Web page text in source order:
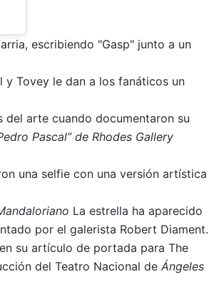
escribiendo "Gasp" junto a un
y Tovey le dan a los fanáticos un
del arte cuando documentaron su
Pascal” de Rhodes Gallery
una selfie con una versión artística
La estrella ha aparecido
por el galerista Robert Diament.
su artículo de portada para The
del Teatro Nacional de Ángeles